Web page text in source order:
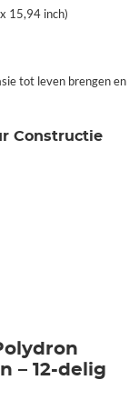
15,94 inch)
tot leven brengen en
Constructie
– 12-delig